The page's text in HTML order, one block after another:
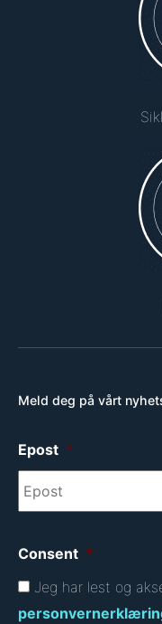
Meld deg på vårt
Epost *
Consent *
Jeg har lest og